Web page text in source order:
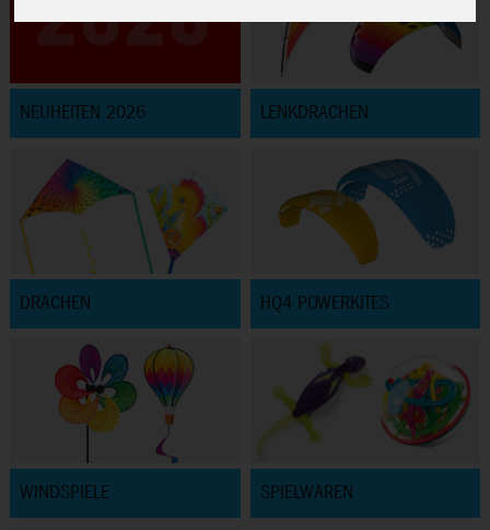
NEUHEITEN 2026 LENKDRACHEN
DRACHEN HQ4 POWERKITES
WINDSPIELE SPIELWAREN